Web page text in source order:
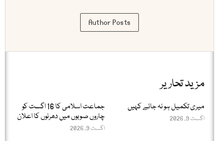
Author Posts
مزید تحاریر
میری تکمیل ہو نہ جائے کہیں
اگست 9, 2026
جماعت اسلامی کا 16 اگست کو
چاروں صوبوں میں دھرنوں کا اعلان
اگست 9, 2026